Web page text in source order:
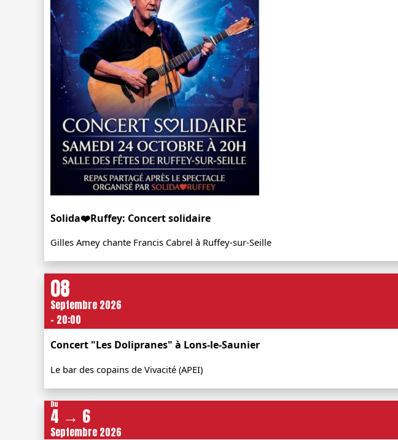
Solida❤️Ruffey: Concert solidaire
Gilles Amey chante Francis Cabrel à Ruffey-sur-Seille
08
Septembre 2026
- 20:00
Concert "Les Dolipranes" à Lons-le-Saunier
Le bar des copains de Vivacité (APEI)
Du
4 → 6
Septembre 2026